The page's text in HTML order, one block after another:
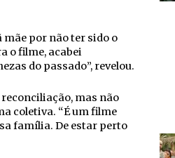
por não ter sido o
o filme, acabei
do passado”, revelou.
mas não
coletiva. “É um filme
família. De estar perto